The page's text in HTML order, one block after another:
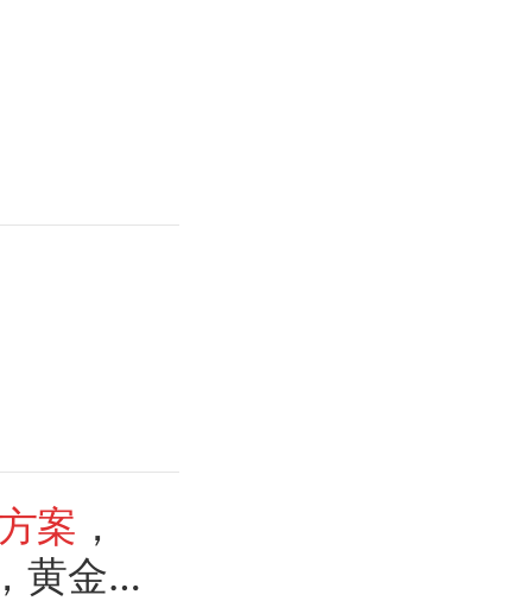
案 ，
黄金、